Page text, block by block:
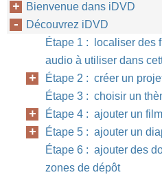
Bienvenue dans iDVD
Découvrez iDVD
Étape 1 : localiser des
audio à utiliser dans
Étape 2 : créer un
Étape 3 : choisir un
Étape 4 : ajouter un film
Étape 5 : ajouter un
Étape 6 : ajouter des
zones de dépôt